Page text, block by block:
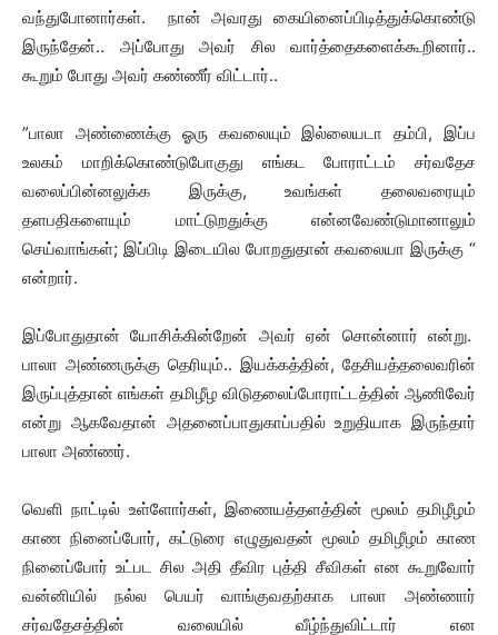
வந்துபோனார்கள். நான் அவரது கையினைப்பிடித்துக்கொண்டு
இருந்தேன்.. அப்போது அவர் சில வார்த்தைகளைக்கூறினார்..
கூறும் போது அவர் கண்ணீர் விட்டார்..
”பாலா அண்ணைக்கு ஓரு கவலையும் இல்லையடா தம்பி, இப்ப
உலகம் மாறிக்கொண்டுபோகுது எங்கட போராட்டம் சர்வதேச
வலைப்பின்னலுக்க இருக்கு, உவங்கள் தலைவரையும்
தளபதிகளையும் மாட்டுறதுக்கு என்னவேண்டுமானாலும்
செய்வாங்கள்; இப்பிடி இடையில போறதுதான் கவலையா இருக்கு “
என்றார்.
இப்போதுதான் யோசிக்கின்றேன் அவர் ஏன் சொன்னார் என்று.
பாலா அண்ணருக்கு தெரியும்.. இயக்கத்தின், தேசியத்தலைவரின்
இருப்புத்தான் எங்கள் தமிழீழ விடுதலைப்போராட்டத்தின் ஆணிவேர்
என்று ஆகவேதான் அதனைப்பாதுகாப்பதில் உறுதியாக இருந்தார்
பாலா அண்ணர்.
வெளி நாட்டில் உள்ளோர்கள், இணையத்தளத்தின் மூலம் தமிழீழம்
காண நினைப்போர், கட்டுரை எழுதுவதன் மூலம் தமிழீழம் காண
நினைப்போர் உட்பட சில அதி தீவிர புத்தி சீவிகள் என கூறுவோர்
வன்னியில் நல்ல பெயர் வாங்குவதற்காக பாலா அண்ணார்
சர்வதேசத்தின் வலையில் வீழ்ந்துவிட்டார் என